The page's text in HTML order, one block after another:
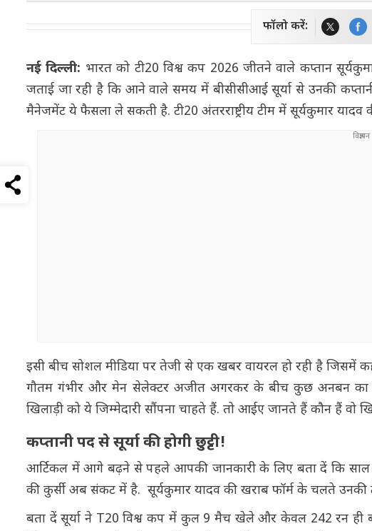
फॉलो करें:
नई दिल्ली: भारत को टी20 विश्व कप 2026 जीतने वाले कप्तान
जताई जा रही है कि आने वाले समय में बीसीसीआई सूर्या से उनकी
मैनेजमेंट ये फैसला ले सकती है. टी20 अंतरराष्ट्रीय टीम में सूर्यकुमार
इसी बीच सोशल मीडिया पर तेजी से एक खबर वायरल हो रही है जिसमें
गौतम गंभीर और मेन सेलेक्टर अजीत अगरकर के बीच कुछ अनबन का
खिलाड़ी को ये जिम्मेदारी सौंपना चाहते हैं. तो आईए जानते हैं कौन हैं वो
कप्तानी पद से सूर्या की होगी छुट्टी!
आर्टिकल में आगे बढ़ने से पहले आपकी जानकारी के लिए बता दें कि साल
की कुर्सी अब संकट में है. सूर्यकुमार यादव की खराब फॉर्म के चलते
बता दें सूर्या ने T20 विश्व कप में कुल 9 मैच खेले और केवल 242 रन ही